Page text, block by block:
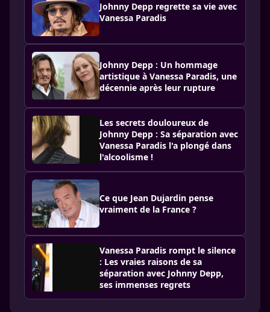
Johnny Depp regrette sa vie avec
Vanessa Paradis
Johnny Depp : Un hommage
artistique à Vanessa Paradis, une
décennie après leur rupture
Les secrets douloureux de
Johnny Depp : Sa séparation avec
Vanessa Paradis l'a plongé dans
l'alcoolisme !
Ce que Jean Dujardin pense
vraiment de la France ?
Vanessa Paradis rompt le silence
: Les vraies raisons de sa
séparation avec Johnny Depp,
ses immenses regrets